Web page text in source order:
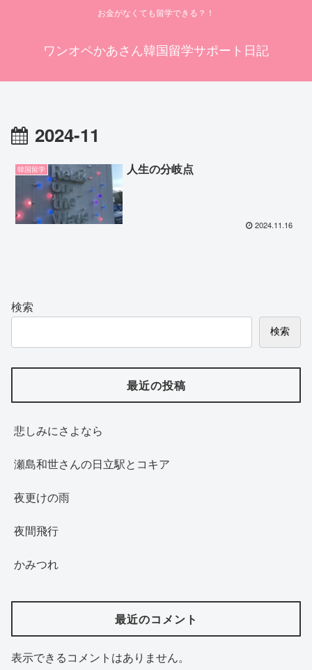
お金がなくても留学できる？！
ワンオペかあさん韓国留学サポート日記
2024-11
韓国留学 人生の分岐点
2024.11.16
検索
検索
最近の投稿
悲しみにさよなら
瀬島和世さんの日立駅とコキア
夜更けの雨
夜間飛行
かみつれ
最近のコメント
表示できるコメントはありません。